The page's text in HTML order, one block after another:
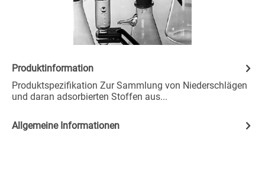
Produktinformation
Produktspezifikation Zur Sammlung von Niederschlägen
und daran adsorbierten Stoffen aus...
Allgemeine Informationen